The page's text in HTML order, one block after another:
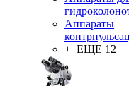
Аппараты
+ ЕЩЕ 12